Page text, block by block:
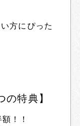
方にぴった
の特典】
！！